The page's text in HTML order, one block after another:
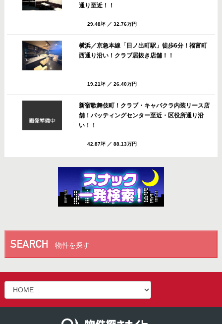
通り至近！！
29.48坪 ／ 32.76万円
横浜／京急本線「日ノ出町駅」徒歩6分！福富町
西通り沿い！クラブ居抜き店舗！！
19.21坪 ／ 26.40万円
新宿歌舞伎町！クラブ・キャバクラ内装リース店
舗！バッティングセンター至近・区役所通り沿
い！！
42.87坪 ／ 88.13万円
相模原「淵野辺駅」北口徒歩7分！スナック・バ
ーおすすめ居抜き店舗！カシオペア通り沿い！！
10.00坪 ／ 8.80万円
仲みち至近！！
物件を探す